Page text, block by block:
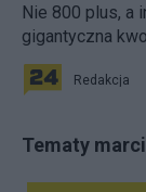
Nie 800 plus, a
gigantyczna
Redakcja
Tematy